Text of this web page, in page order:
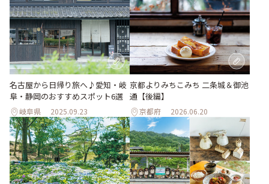
名古屋から日帰り旅へ♪愛知・岐
阜・静岡のおすすめスポット6選
岐阜県 2025.09.23
京都よりみちこみち 二条城＆御池
通【後編】
京都府 2026.06.20